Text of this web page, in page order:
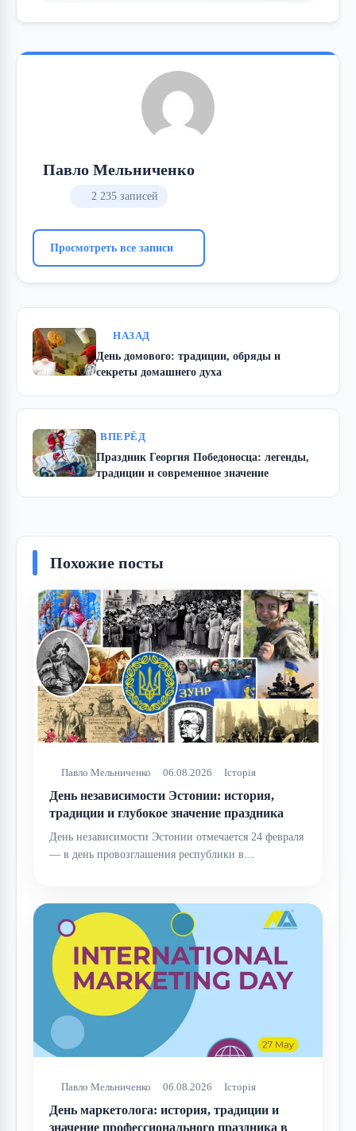
Павло Мельниченко
2 235 записей
Просмотреть все записи
НАЗАД
День домового: традиции, обряды и
секреты домашнего духа
ВПЕРЁД
Праздник Георгия Победоносца: легенды,
традиции и современное значение
Похожие посты
Павло Мельниченко 06.08.2026 Історія
День независимости Эстонии: история,
традиции и глубокое значение праздника
День независимости Эстонии отмечается 24 февраля
— в день провозглашения республики в…
Павло Мельниченко 06.08.2026 Історія
День маркетолога: история, традиции и
значение профессионального праздника в